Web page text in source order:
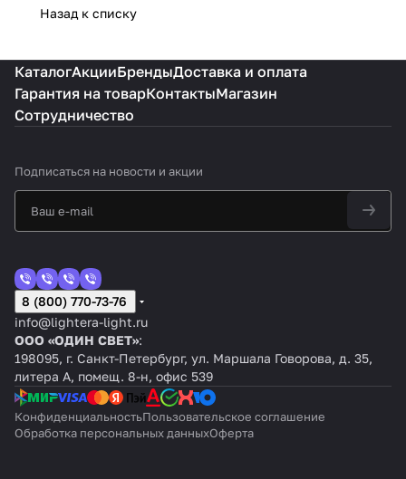
Назад к списку
КаталогАкцииБрендыДоставка и оплата
Гарантия на товарКонтактыМагазин
Сотрудничество
Подписаться на новости и акции
8 (800) 770-73-76
info@lightera-light.ru
ООО «ОДИН СВЕТ»:
198095, г. Санкт-Петербург, ул. Маршала Говорова, д. 35,
литера А, помещ. 8-н, офис 539
КонфиденциальностьПользовательское соглашение
Обработка персональных данныхОферта